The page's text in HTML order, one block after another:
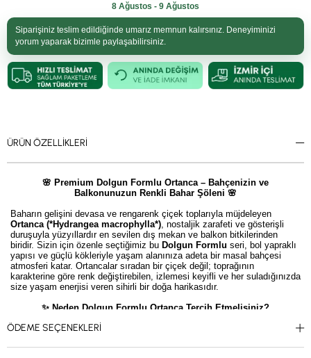
8 Ağustos - 9 Ağustos
Siparişiniz teslim edildiğinde umarız memnun kalırsınız. Deneyiminizi
yorum yaparak bizimle paylaşabilirsiniz.
ÜRÜN ÖZELLIKLERI
🌸 Premium Dolgun Formlu Ortanca – Bahçenizin ve
Balkonunuzun Renkli Bahar Şöleni 🌸
Baharın gelişini devasa ve rengarenk çiçek toplarıyla müjdeleyen
Ortanca (*Hydrangea macrophylla*), nostaljik zarafeti ve gösterişli
duruşuyla yüzyıllardır en sevilen dış mekan ve balkon bitkilerinden
biridir. Sizin için özenle seçtiğimiz bu Dolgun Formlu seri, bol yapraklı
yapısı ve güçlü kökleriyle yaşam alanınıza adeta bir masal bahçesi
atmosferi katar. Ortancalar sıradan bir çiçek değil; toprağının
karakterine göre renk değiştirebilen, izlemesi keyifli ve her suladığınızda
size yaşam enerjisi veren sihirli bir doğa harikasıdır.
✨ Neden Dolgun Formlu Ortanca Tercih Etmelisiniz?
Devasa Çiçek Kümeleri:
Renk Değiştirme Sihri:Toprağın pH (asitlik) derecesine göre çiçekleri
ÖDEME SEÇENEKLERI